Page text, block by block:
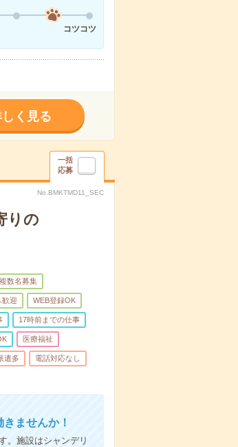
コツコツ
く見る
一括
応募
No.BMKTMD11_SEC
りの
複数名募集
歓迎 WEB登録OK
17時前までの仕事
医療福祉
遣多 電話対応なし
ませんか！
。施設はシャンデリ